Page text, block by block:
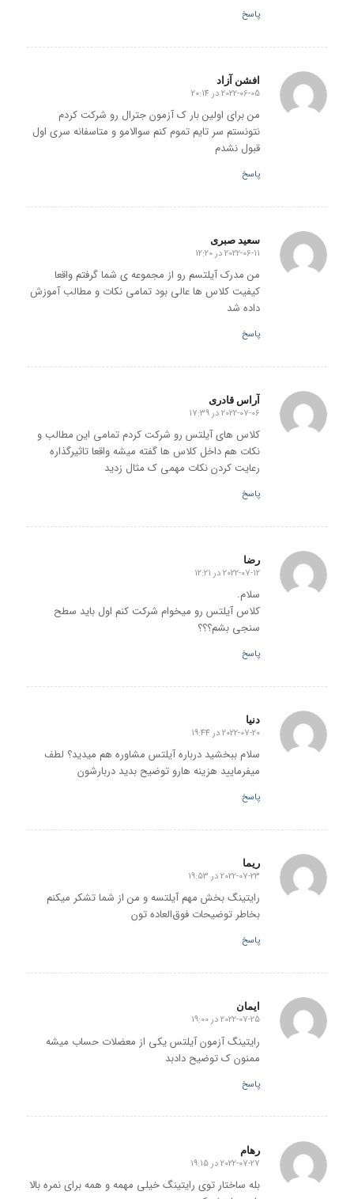
پاسخ
افشن آزاد
گفته:
2022-06-05 در 20:14
من برای اولین بار ک آزمون جترال رو شرکت کردم
نتونستم سر تایم تموم کنم سوالامو و متاسفانه سری اول
قبول نشدم
پاسخ
سعید صبری
گفته:
2022-06-11 در 12:20
من مدرک آیلتسم رو از مجموعه ی شما گرفتم واقعا
کیفیت کلاس ها عالی بود تمامی نکات و مطالب آموزش
داده شد
پاسخ
آراس قادری
گفته:
2022-07-06 در 17:39
کلاس های آیلتس رو شرکت کردم تمامی این مطالب و
نکات هم داخل کلاس ها گفته میشه واقعا تاثیرگذاره
رعایت کردن نکات مهمی ک مثال زدید
پاسخ
رضا
گفته:
2022-07-12 در 12:21
سلام.
کلاس آیلتس رو میخوام شرکت کنم اول باید سطح
سنجی بشم؟؟؟
پاسخ
دنیا
گفته:
2022-07-20 در 19:44
سلام ببخشید درباره آیلتس مشاوره هم میدید؟ لطف
میفرمایید هزینه هارو توضیح بدید دربارشون
پاسخ
ریما
گفته:
2022-07-23 در 19:53
رایتینگ بخش مهم آیلتسه و من از شما تشکر میکنم
بخاطر توضیحات فوق‌العاده تون
پاسخ
ایمان
گفته:
2022-07-25 در 19:00
رایتینگ آزمون آیلتس یکی از معضلات حساب میشه
ممنون ک توضیح دادبد
پاسخ
رهام
گفته:
2022-07-27 در 19:15
بله ساختار توی رایتینگ خیلی مهمه و همه برای نمره بالا